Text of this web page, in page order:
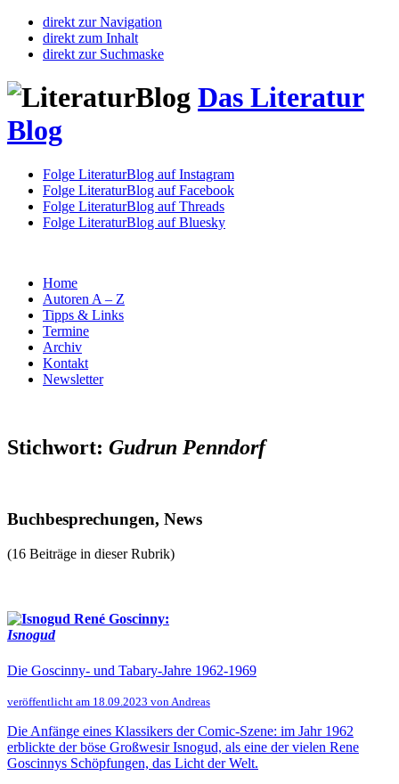
direkt zur Navigation
direkt zum Inhalt
direkt zur Suchmaske
Das Literatur
Blog
Folge LiteraturBlog auf Instagram
Folge LiteraturBlog auf Facebook
Folge LiteraturBlog auf Threads
Folge LiteraturBlog auf Bluesky
Home
Autoren A – Z
Tipps & Links
Termine
Archiv
Kontakt
Newsletter
Stichwort: Gudrun Penndorf
Buchbesprechungen, News
(16 Beiträge in dieser Rubrik)
René Goscinny:
Isnogud
Die Goscinny- und Tabary-Jahre 1962-1969
veröffentlicht am 18.09.2023 von Andreas
Die Anfänge eines Klassikers der Comic-Szene: im Jahr 1962
erblickte der böse Großwesir Isnogud, als eine der vielen Rene
Goscinnys Schöpfungen, das Licht der Welt.